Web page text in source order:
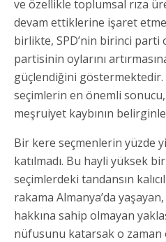
ve özellikle toplumsal rıza
devam ettiklerine işaret
birlikte, SPD’nin birinci parti
partisinin oylarını
güçlendiğini göstermektedir.
seçimlerin en önemli
meşruiyet kaybının
Bir kere seçmenlerin yüzde
katılmadı. Bu hayli yüksek
seçimlerdeki tandansın
rakama Almanya’da
hakkına sahip olmayan
nüfusunu katarsak o zaman